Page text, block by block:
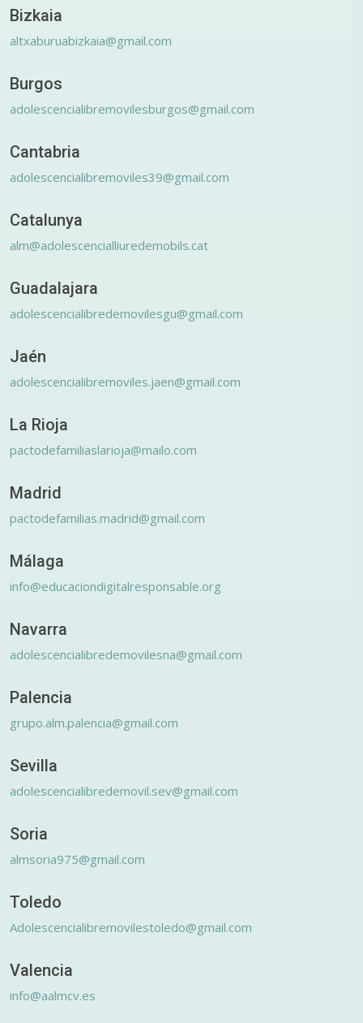
Bizkaia
altxaburuabizkaia@gmail.com
Burgos
adolescencialibremovilesburgos@gmail.com
Cantabria
adolescencialibremoviles39@gmail.com
Catalunya
alm@adolescencialliuredemobils.cat
Guadalajara
adolescencialibredemovilesgu@gmail.com
Jaén
adolescencialibremoviles.jaen@gmail.com
La Rioja
pactodefamiliaslarioja@mailo.com
Madrid
pactodefamilias.madrid@gmail.com
Málaga
info@educaciondigitalresponsable.org
Navarra
adolescencialibredemovilesna@gmail.com
Palencia
grupo.alm.palencia@gmail.com
Sevilla
adolescencialibredemovil.sev@gmail.com
Soria
almsoria975@gmail.com
Toledo
Adolescencialibremovilestoledo@gmail.com
Valencia
info@aalmcv.es